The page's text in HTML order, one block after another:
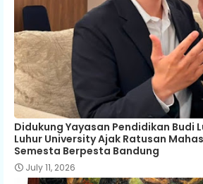
Didukung Yayasan Pendidikan Budi
Luhur University Ajak Ratusan
Semesta Berpesta Bandung
July 11, 2026